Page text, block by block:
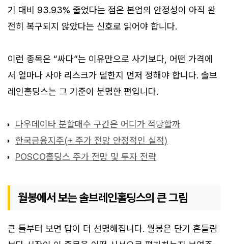
기 대비 93.93% 줄었다는 점은 본업의 안정성이 아직 완
전히 복구되지 않았다는 신호로 읽어야 합니다.
이런 종목은 “싸다”는 이유만으로 사기보다, 어떤 가격에
서 얼마나 사야 리스크가 덜한지 먼저 정해야 합니다. 솔브
레인홀딩스는 그 기준이 분명한 편입니다.
다우데이타 분할매수 구간은 어디가 적당할까
한국금융지주(+ 주가 전망 안정적인 실적)
POSCO홀딩스 주가 전망 및 투자 전략
월봉에서 보는 솔브레인홀딩스의 큰 그림
큰 틀부터 보면 답이 더 선명해집니다. 월봉은 단기 흔들림